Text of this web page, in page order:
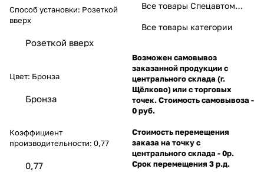
Способ установки: Розеткой
вверх
Розеткой вверх
Цвет: Бронза
Бронза
Коэффициент
производительности: 0,77
0,77
Все товары Спецавтоматика
Все товары категории
Возможен самовывоз
заказанной продукции с
центрального склада (г.
Щёлково) или с торговых
точек. Стоимость самовывоза -
0 руб.
Стоимость перемещения
заказа на точку с
центрального склада - 0р.
Срок перемещения 3 р.д.